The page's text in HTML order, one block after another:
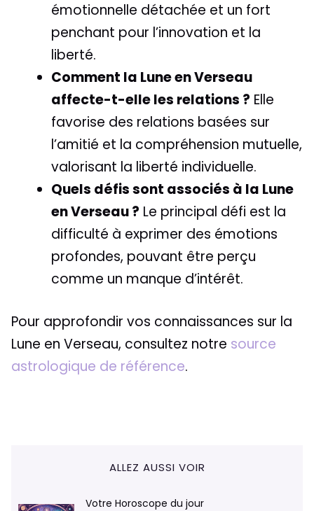
émotionnelle détachée et un fort
penchant pour l’innovation et la
liberté.
Comment la Lune en Verseau
affecte-t-elle les relations ? Elle
favorise des relations basées sur
l’amitié et la compréhension mutuelle,
valorisant la liberté individuelle.
Quels défis sont associés à la Lune
en Verseau ? Le principal défi est la
difficulté à exprimer des émotions
profondes, pouvant être perçu
comme un manque d’intérêt.
Pour approfondir vos connaissances sur la
Lune en Verseau, consultez notre source
astrologique de référence.
ALLEZ AUSSI VOIR
Votre Horoscope du jour